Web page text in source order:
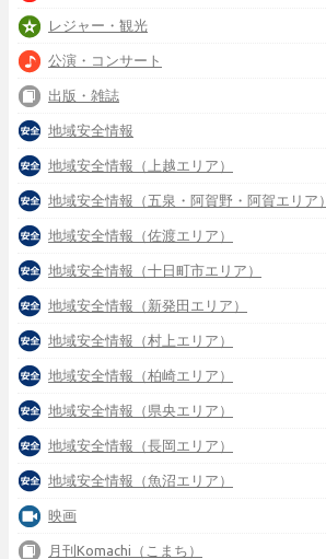
レジャー・観光
公演・コンサート
出版・雑誌
地域安全情報
地域安全情報（上越エリア）
地域安全情報（五泉・阿賀野・阿賀エリア）
地域安全情報（佐渡エリア）
地域安全情報（十日町市エリア）
地域安全情報（新発田エリア）
地域安全情報（村上エリア）
地域安全情報（柏崎エリア）
地域安全情報（県央エリア）
地域安全情報（長岡エリア）
地域安全情報（魚沼エリア）
映画
月刊Komachi（こまち）